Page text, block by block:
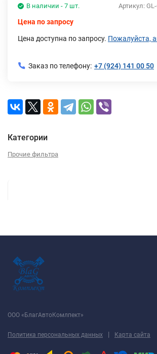
Артикул:
В наличии - 7 шт.
Цена по запросу
Цена доступна по запросу. Пожалуйста,
Заказ по телефону: +7 (924) 141 00 50
Категории
Прочие фильтра
ООО «БлагАвтоКомлпект»
Политика персональных данных | Карта сайта